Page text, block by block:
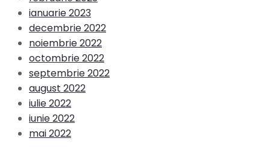
ianuarie 2023
decembrie 2022
noiembrie 2022
octombrie 2022
septembrie 2022
august 2022
iulie 2022
iunie 2022
mai 2022